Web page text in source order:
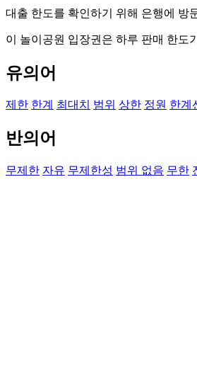
대출 한도를 확인하기 위해 은행에 방
이 놀이공원 입장권은 하루 판매 한도
유의어
제한 한계 최대치 범위 상한 정원 한계
반의어
무제한 자유 무제한성 범위 없음 무한